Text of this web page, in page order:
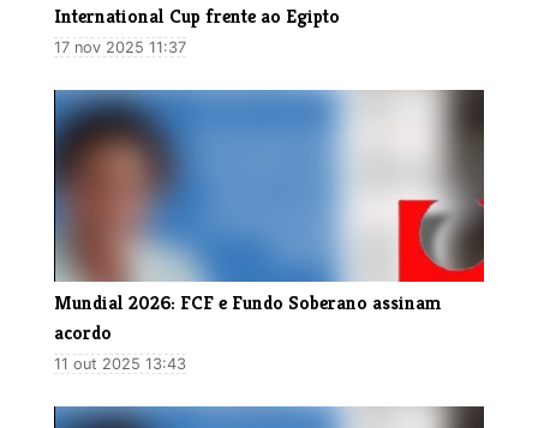
International Cup frente ao Egipto
17 nov 2025 11:37
Mundial 2026: FCF e Fundo Soberano assinam
acordo
11 out 2025 13:43